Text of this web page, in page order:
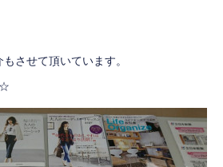
させて頂いています。